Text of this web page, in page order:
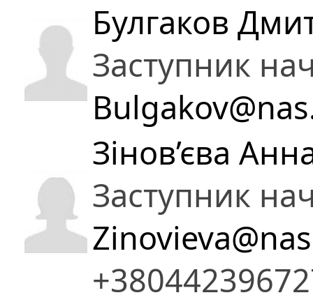
Булгаков
Заступник
Зінов’єва
Заступник